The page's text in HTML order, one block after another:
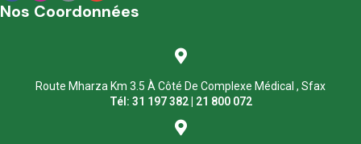
Nos Coordonnées
Route Mharza Km 3.5 À Côté De Complexe Médical , Sfax
Tél: 31 197 382 | 21 800 072